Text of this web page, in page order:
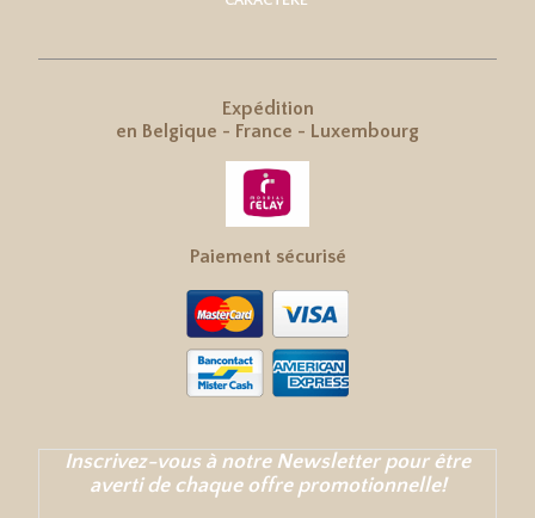
Expédition
en Belgique - France - Luxembourg
Paiement sécurisé
Inscrivez-vous à notre Newsletter pour être
averti de chaque offre promotionnelle!